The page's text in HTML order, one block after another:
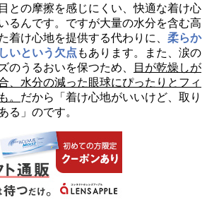
との摩擦を感じにくい、快適な着け心
るんです。ですが大量の水分を含む高
着け心地を提供する代わりに、 柔らか
いという欠点 もあります。また、涙の
のうるおいを保つため、
目が乾燥しが
、水分の減った眼球にぴったりとフィ
。 だから「着け心地がいいけど、取り
る」のです。